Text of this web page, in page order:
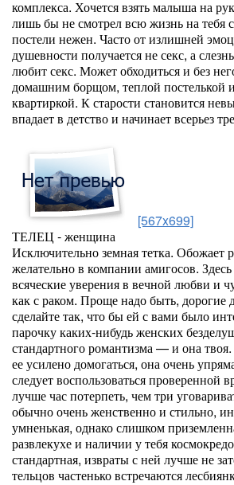
комплекса. Хочется взять малыша на
лишь бы не смотрел всю жизнь на тебя
постели нежен. Часто от излишней
душевности получается не секс, а
любит секс. Может обходиться и без
домашним борщом, теплой постелькой
квартиркой. К старости становится
впадает в детство и начинает всерьез
[567x699]
ТЕЛЕЦ - женщина
Исключительно земная тетка. Обожает
желательно в компании амигосов.
всяческие уверения в вечной любви и
как с раком. Проще надо быть, дорогие
сделайте так, что бы ей с вами было
парочку каких-нибудь женских
стандартного романтизма — и она
ее усилено домогаться, она очень
следует воспользоваться проверенной
лучше час потерпеть, чем три
обычно очень женственно и стильно,
умненькая, однако слишком
развлекухе и наличии у тебя
стандартная, извраты с ней лучше не
тельцов частенько встречаются